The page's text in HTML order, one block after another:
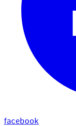
facebook